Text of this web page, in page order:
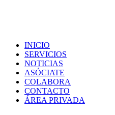
INICIO
SERVICIOS
NOTICIAS
ASÓCIATE
COLABORA
CONTACTO
ÁREA PRIVADA